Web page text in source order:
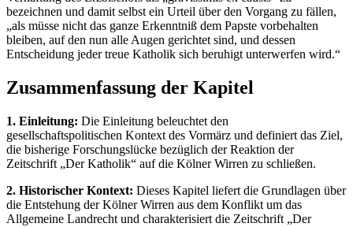
bezeichnen und damit selbst ein Urteil über den Vorgang zu fällen,
„als müsse nicht das ganze Erkenntniß dem Papste vorbehalten
bleiben, auf den nun alle Augen gerichtet sind, und dessen
Entscheidung jeder treue Katholik sich beruhigt unterwerfen wird.“
Zusammenfassung der Kapitel
1. Einleitung: Die Einleitung beleuchtet den
gesellschaftspolitischen Kontext des Vormärz und definiert das Ziel,
die bisherige Forschungslücke bezüglich der Reaktion der
Zeitschrift „Der Katholik“ auf die Kölner Wirren zu schließen.
2. Historischer Kontext: Dieses Kapitel liefert die Grundlagen über
die Entstehung der Kölner Wirren aus dem Konflikt um das
Allgemeine Landrecht und charakterisiert die Zeitschrift „Der